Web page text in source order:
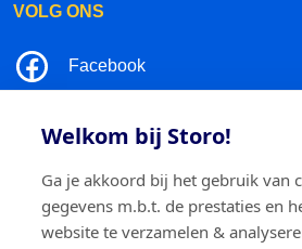
Welkom bij Storo!
Ga je akkoord bij het gebruik van
gegevens m.b.t. de prestaties en
website te verzamelen &
VOLG ONS
Facebook
TikTok